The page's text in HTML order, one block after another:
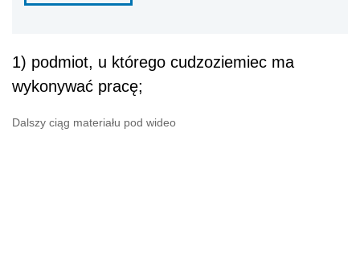
1) podmiot, u którego cudzoziemiec ma
wykonywać pracę;
Dalszy ciąg materiału pod wideo